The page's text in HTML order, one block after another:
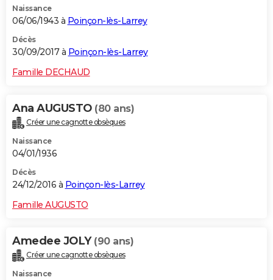
Naissance
06/06/1943 à Poinçon-lès-Larrey
Décès
30/09/2017 à Poinçon-lès-Larrey
Famille DECHAUD
Ana AUGUSTO (80 ans)
Créer une cagnotte obsèques
Naissance
04/01/1936
Décès
24/12/2016 à Poinçon-lès-Larrey
Famille AUGUSTO
Amedee JOLY (90 ans)
Créer une cagnotte obsèques
Naissance